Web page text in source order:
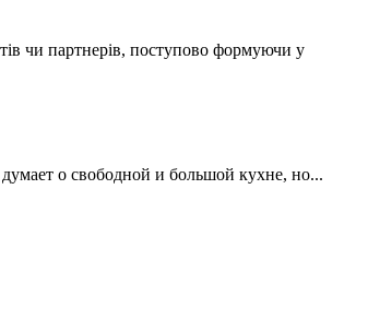
чи партнерів, поступово формуючи у
о свободной и большой кухне, но...